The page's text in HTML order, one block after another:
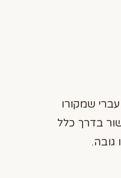
שמקורו
בדרך כלל
גובה.